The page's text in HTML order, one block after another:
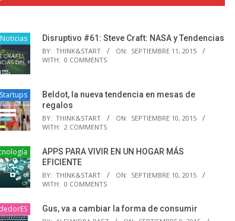
Noticias Disruptivo #61: Steve Craft: NASA y Tendencias
BY: THINK&START ON: SEPTIEMBRE 11, 2015
WITH: 0 COMMENTS
Startups
Beldot, la nueva tendencia en mesas de
regalos
BY: THINK&START ON: SEPTIEMBRE 10, 2015
WITH: 2 COMMENTS
APPS PARA VIVIR EN UN HOGAR MÁS
EFICIENTE
BY: THINK&START ON: SEPTIEMBRE 10, 2015
WITH: 0 COMMENTS
Gus, va a cambiar la forma de consumir